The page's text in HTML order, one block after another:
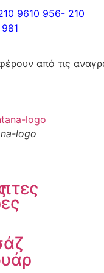
9610 956- 210
από τις
logo